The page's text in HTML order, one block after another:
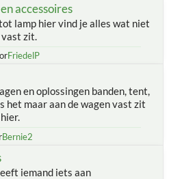
accessoires
lamp hier vind je alles wat niet
vast zit.
FriedelP
en oplossingen banden, tent,
het maar aan de wagen vast zit
Bernie2
iemand iets aan